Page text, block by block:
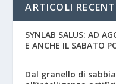
ARTICOLI
SYNLAB SALUS: AD
E ANCHE IL SABATO
Dal granello di